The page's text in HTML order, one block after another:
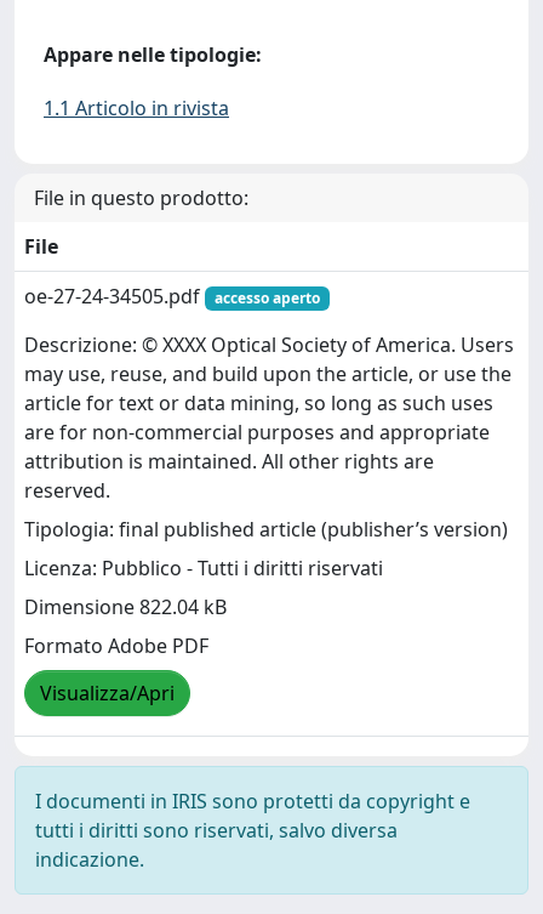
Appare nelle tipologie:
1.1 Articolo in rivista
File in questo prodotto:
File
oe-27-24-34505.pdf
accesso aperto
Descrizione: © XXXX Optical Society of America. Users
may use, reuse, and build upon the article, or use the
article for text or data mining, so long as such uses
are for non-commercial purposes and appropriate
attribution is maintained. All other rights are
reserved.
Tipologia: final published article (publisher’s version)
Licenza: Pubblico - Tutti i diritti riservati
Dimensione 822.04 kB
Formato Adobe PDF
Visualizza/Apri
I documenti in IRIS sono protetti da copyright e
tutti i diritti sono riservati, salvo diversa
indicazione.